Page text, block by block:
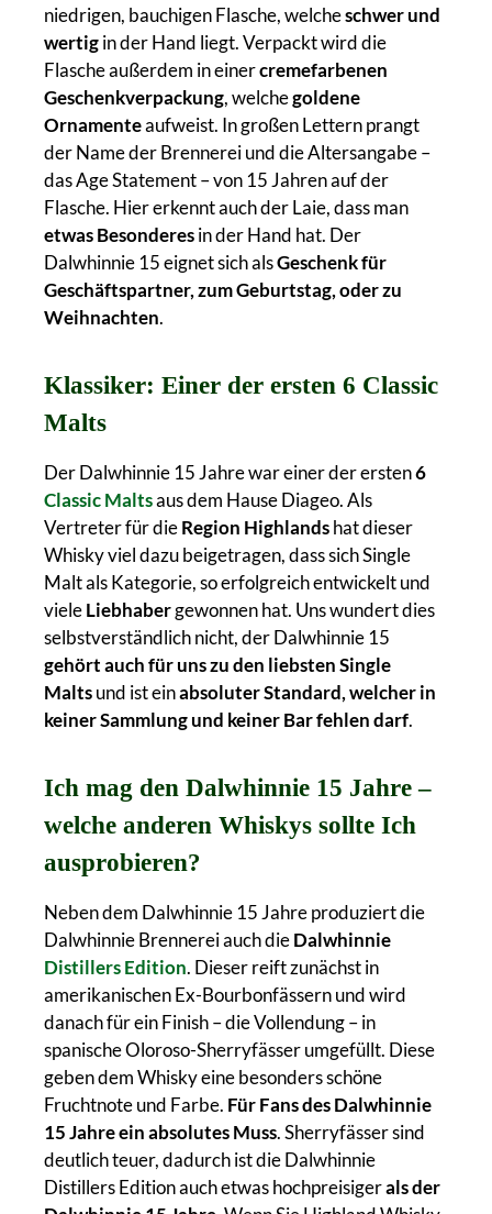
niedrigen, bauchigen Flasche, welcheschwer und
wertigin der Hand liegt. Verpackt wird die
Flasche außerdem in einercremefarbenen
Geschenkverpackung, welchegoldene
Ornamenteaufweist. In großen Lettern prangt
der Name der Brennerei und die Altersangabe –
das Age Statement – von 15 Jahren auf der
Flasche. Hier erkennt auch der Laie, dass man
etwas Besonderesin der Hand hat. Der
Dalwhinnie 15 eignet sich alsGeschenk für
Geschäftspartner, zum Geburtstag, oder zu
Weihnachten.
Klassiker: Einer der ersten 6 Classic
Malts
Der Dalwhinnie 15 Jahre war einer der ersten6
Classic Maltsaus dem Hause Diageo. Als
Vertreter für dieRegion Highlandshat dieser
Whisky viel dazu beigetragen, dass sich Single
Malt als Kategorie, so erfolgreich entwickelt und
vieleLiebhabergewonnen hat. Uns wundert dies
selbstverständlich nicht, der Dalwhinnie 15
gehört auch für uns zu den liebsten Single
Maltsund ist einabsoluter Standard, welcher in
keiner Sammlung und keiner Bar fehlen darf.
Ich mag den Dalwhinnie 15 Jahre –
welche anderen Whiskys sollte Ich
ausprobieren?
Neben dem Dalwhinnie 15 Jahre produziert die
Dalwhinnie Brennerei auch dieDalwhinnie
Distillers Edition. Dieser reift zunächst in
amerikanischen Ex-Bourbonfässern und wird
danach für ein Finish – die Vollendung – in
spanische Oloroso-Sherryfässer umgefüllt. Diese
geben dem Whisky eine besonders schöne
Fruchtnote und Farbe. Für Fans des Dalwhinnie
15 Jahre ein absolutes Muss. Sherryfässer sind
deutlich teuer, dadurch ist die Dalwhinnie
Distillers Edition auch etwas hochpreisigerals der